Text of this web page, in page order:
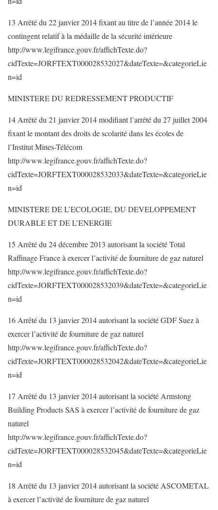
13 Arrêté du 22 janvier 2014 fixant au titre de l’année 2014 le
contingent relatif à la médaille de la sécurité intérieure
http://www.legifrance.gouv.fr/affichTexte.do?
cidTexte=JORFTEXT000028532027&dateTexte=&categorieLie
n=id
MINISTERE DU REDRESSEMENT PRODUCTIF
14 Arrêté du 21 janvier 2014 modifiant l’arrêté du 27 juillet 2004
fixant le montant des droits de scolarité dans les écoles de
l’Institut Mines-Télécom
http://www.legifrance.gouv.fr/affichTexte.do?
cidTexte=JORFTEXT000028532033&dateTexte=&categorieLie
n=id
MINISTERE DE L’ECOLOGIE, DU DEVELOPPEMENT
DURABLE ET DE L’ENERGIE
15 Arrêté du 24 décembre 2013 autorisant la société Total
Raffinage France à exercer l’activité de fourniture de gaz naturel
http://www.legifrance.gouv.fr/affichTexte.do?
cidTexte=JORFTEXT000028532039&dateTexte=&categorieLie
n=id
16 Arrêté du 13 janvier 2014 autorisant la société GDF Suez à
exercer l’activité de fourniture de gaz naturel
http://www.legifrance.gouv.fr/affichTexte.do?
cidTexte=JORFTEXT000028532042&dateTexte=&categorieLie
n=id
17 Arrêté du 13 janvier 2014 autorisant la société Armstong
Building Products SAS à exercer l’activité de fourniture de gaz
naturel
http://www.legifrance.gouv.fr/affichTexte.do?
cidTexte=JORFTEXT000028532045&dateTexte=&categorieLie
n=id
18 Arrêté du 13 janvier 2014 autorisant la société ASCOMETAL
à exercer l’activité de fourniture de gaz naturel